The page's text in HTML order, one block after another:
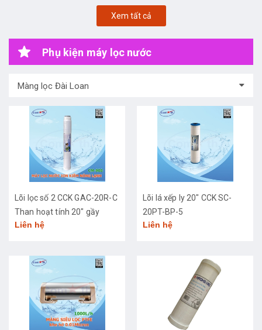
Xem tất cả
Phụ kiện máy lọc nước
Màng lọc Đài Loan
Lõi lọc số 2 CCK GAC-20R-C
Than hoạt tính 20" gầy
Liên hệ
Lõi lá xếp ly 20" CCK SC-
20PT-BP-5
Liên hệ